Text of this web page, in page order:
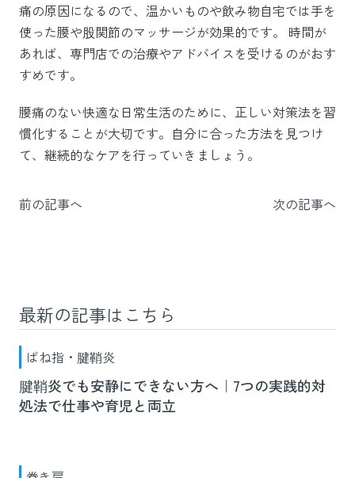
痛の原因になるので、温かいものや飲み物自宅では手を
使った腰や股関節のマッサージが効果的です。 時間が
あれば、専門店での治療やアドバイスを受けるのがおす
すめです。
腰痛のない快適な日常生活のために、正しい対策法を習
慣化することが大切です。自分に合った方法を見つけ
て、継続的なケアを行っていきましょう。
前の記事へ 次の記事へ
最新の記事はこちら
ばね指・腱鞘炎
腱鞘炎でも安静にできない方へ｜7つの実践的対
処法で仕事や育児と両立